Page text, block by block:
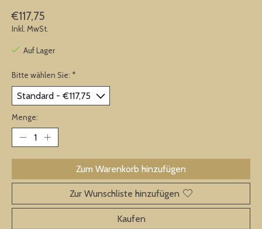
€117,75
Inkl. MwSt.
Auf Lager
Bitte wählen Sie: *
Menge:
Zum Warenkorb hinzufügen
Zur Wunschliste hinzufügen
Kaufen